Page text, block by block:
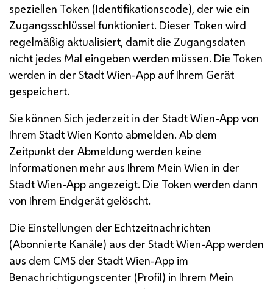
speziellen Token (Identifikationscode), der wie ein
Zugangsschlüssel funktioniert. Dieser Token wird
regelmäßig aktualisiert, damit die Zugangsdaten
nicht jedes Mal eingeben werden müssen. Die Token
werden in der Stadt Wien-App auf Ihrem Gerät
gespeichert.
Sie können Sich jederzeit in der Stadt Wien-Appvon
Ihrem Stadt Wien Konto abmelden. Ab dem
Zeitpunkt der Abmeldung werden keine
Informationen mehr aus Ihrem Mein Wien in der
Stadt Wien-App angezeigt. Die Token werden dann
von Ihrem Endgerät gelöscht.
Die Einstellungen der Echtzeitnachrichten
(Abonnierte Kanäle) aus der Stadt Wien-Appwerden
aus dem CMS der Stadt Wien-App im
Benachrichtigungscenter (Profil) in Ihrem Mein